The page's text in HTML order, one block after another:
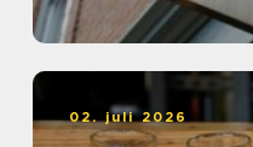
02. juli 2026